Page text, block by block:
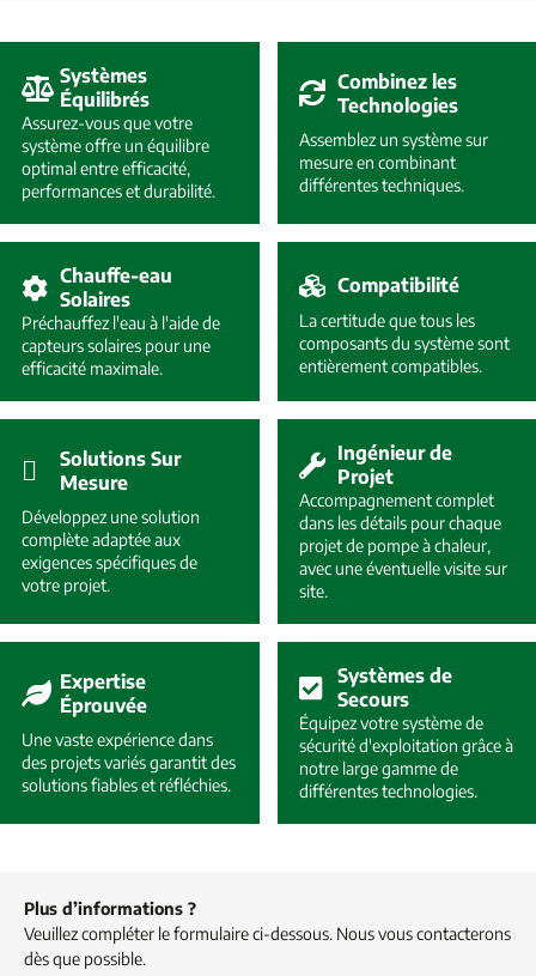
Systèmes
Équilibrés
Assurez-vous que votre
système offre un équilibre
optimal entre efficacité,
performances et durabilité.
Combinez les
Technologies
Assemblez un système sur
mesure en combinant
différentes techniques.
Chauffe-eau
Solaires
Préchauffez l'eau à l'aide de
capteurs solaires pour une
efficacité maximale.
Compatibilité
La certitude que tous les
composants du système sont
entièrement compatibles.
Solutions Sur
Mesure
Développez une solution
complète adaptée aux
exigences spécifiques de
votre projet.
Ingénieur de
Projet
Accompagnement complet
dans les détails pour chaque
projet de pompe à chaleur,
avec une éventuelle visite sur
site.
Expertise
Éprouvée
Une vaste expérience dans
des projets variés garantit des
solutions fiables et réfléchies.
Systèmes de
Secours
Équipez votre système de
sécurité d'exploitation grâce à
notre large gamme de
différentes technologies.
Plus d’informations ?
Veuillez compléter le formulaire ci-dessous. Nous vous contacterons
dès que possible.